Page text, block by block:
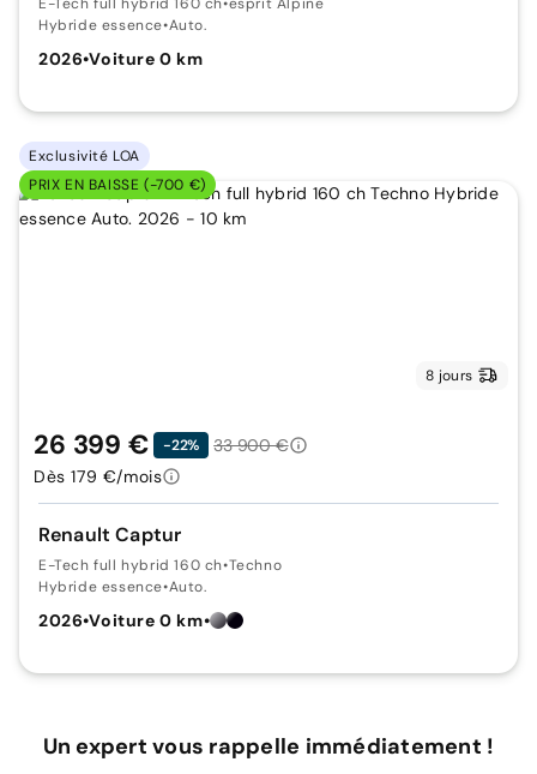
Hybride essence•Auto.
2026•Voiture 0 km
Exclusivité LOA
PRIX EN BAISSE (-700 €)
8 jours
Renault Captur
E-Tech full hybrid 160 ch•Techno
Hybride essence•Auto.
2026•Voiture 0 km•
26 399 € -22%
33 900 €
Dès 179 €/mois
Un expert vous rappelle immédiatement !